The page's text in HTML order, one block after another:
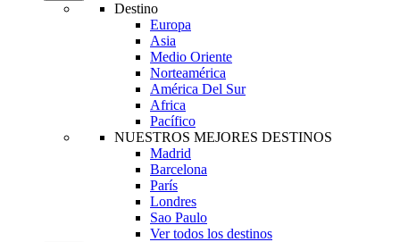
Destino
Europa
Asia
Medio Oriente
Norteamérica
América Del Sur
Africa
Pacífico
NUESTROS MEJORES DESTINOS
Madrid
Barcelona
París
Londres
Sao Paulo
Ver todos los destinos